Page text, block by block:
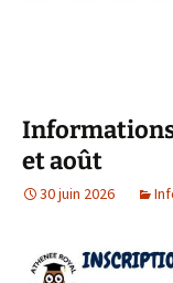
et août
30 juin 2026